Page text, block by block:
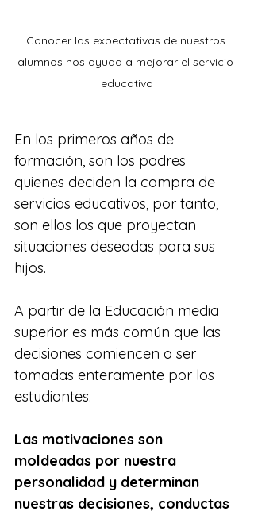
Conocer las expectativas de nuestros
alumnos nos ayuda a mejorar el servicio
educativo
En los primeros años de
formación, son los padres
quienes deciden la compra de
servicios educativos, por tanto,
son ellos los que proyectan
situaciones deseadas para sus
hijos.
A partir de la Educación media
superior es más común que las
decisiones comiencen a ser
tomadas enteramente por los
estudiantes.
Las motivaciones son
moldeadas por nuestra
personalidad y determinan
nuestras decisiones, conductas